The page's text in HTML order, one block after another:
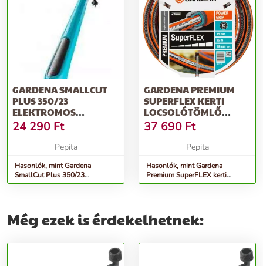
GARDENA SMALLCUT
PLUS 350/23
ELEKTROMOS
FŰSZEGÉLYNYÍRÓ
24 290 Ft
Pepita
Hasonlók, mint Gardena
SmallCut Plus 350/23
Elektromos fűszegélynyíró
GARDENA PREMIUM
SUPERFLEX KERTI
LOCSOLÓTÖMLŐ
3/4&QUOT; 25 M
37 690 Ft
Pepita
Hasonlók, mint Gardena
Premium SuperFLEX kerti
Locsolótömlő 3/4&quot; 25 M
Még ezek is érdekelhetnek: